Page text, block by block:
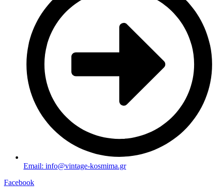
Email: info@vintage-kosmima.gr
Facebook